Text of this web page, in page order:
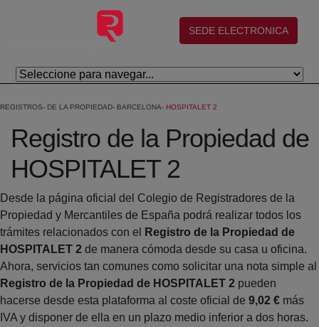
Skip to Main Content
(abre en nueva ventana)
SEDE ELECTRONICA
REGISTROS DE LA PROPIEDAD BARCELONA HOSPITALET 2
Registro de la Propiedad de
HOSPITALET 2
Desde la página oficial del Colegio de Registradores de la
Propiedad y Mercantiles de España podrá realizar todos los
trámites relacionados con el
Registro de la Propiedad de
HOSPITALET 2 de manera cómoda desde su casa u oficina.
Ahora, servicios tan comunes como solicitar una nota simple al
Registro de la Propiedad de HOSPITALET 2 pueden
hacerse desde esta plataforma al coste oficial de 9,02 € más
IVA y disponer de ella en un plazo medio inferior a dos horas.